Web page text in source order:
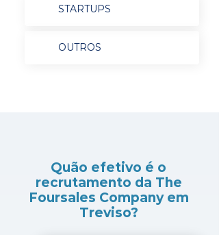
STARTUPS
OUTROS
Quão efetivo é o
recrutamento da The
Foursales Company em
Treviso?